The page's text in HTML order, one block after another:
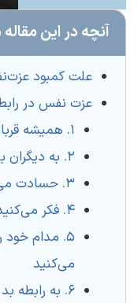
آنچه در این
علت کمبود
عزت نفس در
۱. همیشه قربانی هستید
۲. به دیگران بیش از حد اعتبار می‌دهید
۳. حسادت می‌کنید
۴. فکر می‌کنید که باید خود را تغییر دهید
۵. مدام خود
می‌کنید
۶. به رابطه